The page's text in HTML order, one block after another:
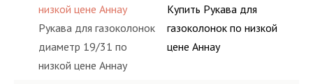
низкой цене Аннау
Рукава для газоколонок
диаметр 19/31 по
низкой цене Аннау
Купить Рукава для
газоколонок по низкой
цене Аннау